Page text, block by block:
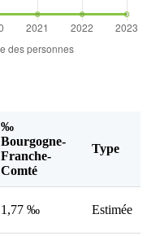
‰
Bourgogne-
Franche-
Comté
Type
1,77 ‰ Estimée